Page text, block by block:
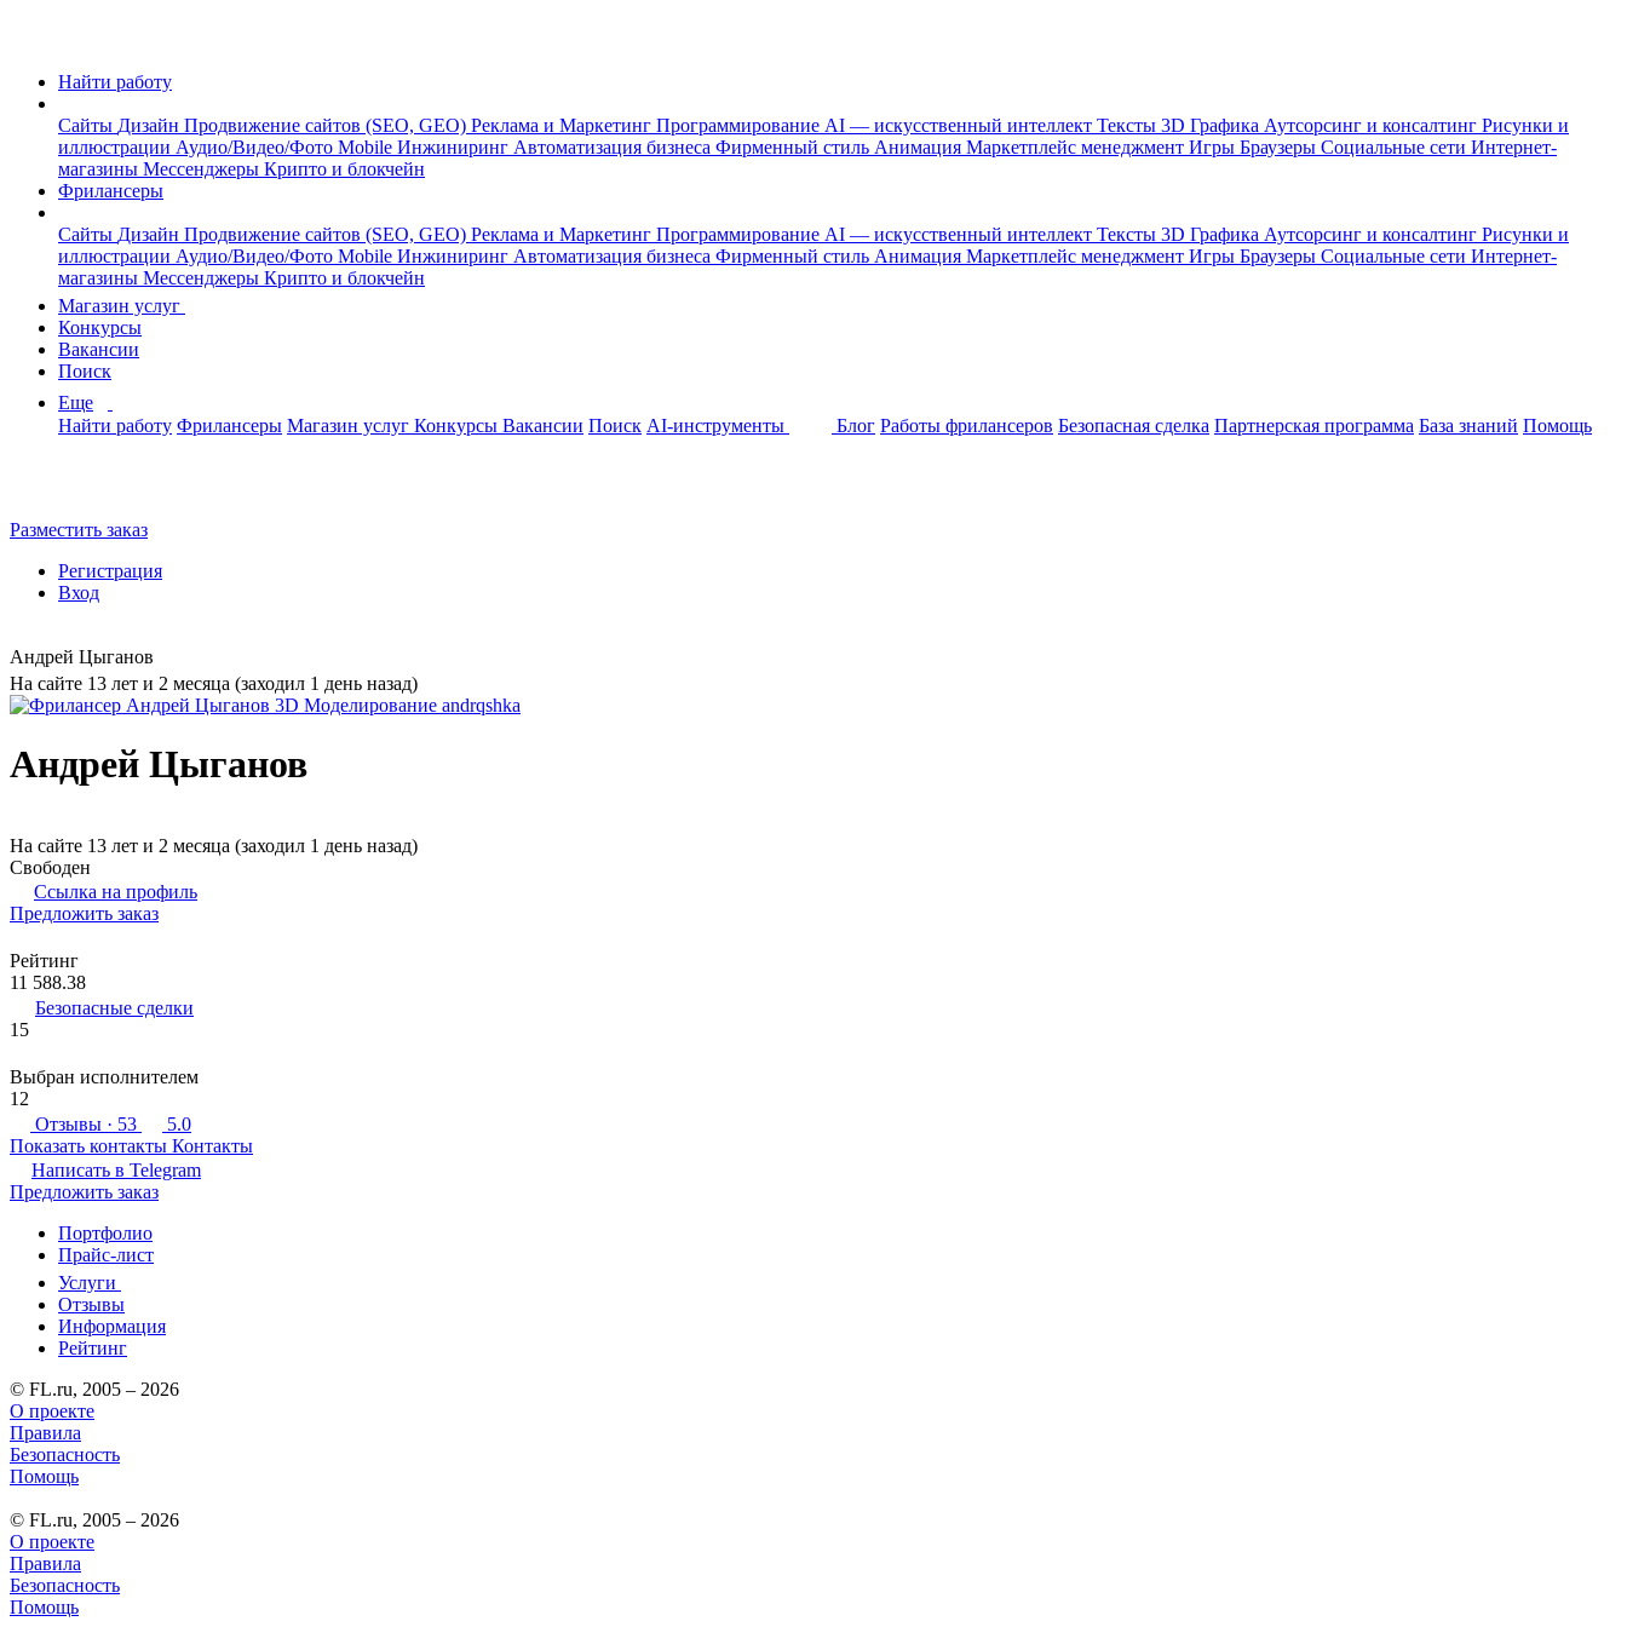
Найти работу
Сайты Дизайн Продвижение сайтов (SEO, GEO) Реклама и Маркетинг Программирование AI — искусственный интеллект Тексты 3D Графика Аутсорсинг и консалтинг Рисунки и
иллюстрации Аудио/Видео/Фото Mobile Инжиниринг Автоматизация бизнеса Фирменный стиль Анимация Маркетплейс менеджмент Игры Браузеры Социальные сети Интернет-
магазины Мессенджеры Крипто и блокчейн
Фрилансеры
Сайты Дизайн Продвижение сайтов (SEO, GEO) Реклама и Маркетинг Программирование AI — искусственный интеллект Тексты 3D Графика Аутсорсинг и консалтинг Рисунки и
иллюстрации Аудио/Видео/Фото Mobile Инжиниринг Автоматизация бизнеса Фирменный стиль Анимация Маркетплейс менеджмент Игры Браузеры Социальные сети Интернет-
магазины Мессенджеры Крипто и блокчейн
Магазин услуг
Конкурсы
Вакансии
Поиск
Еще
Найти работу Фрилансеры Магазин услуг Конкурсы Вакансии Поиск AI-инструменты Блог Работы фрилансеров Безопасная сделка Партнерская программа База знаний Помощь
Разместить заказ
Регистрация
Вход
Андрей Цыганов
На сайте 13 лет и 2 месяца (заходил 1 день назад)
Андрей Цыганов
На сайте 13 лет и 2 месяца (заходил 1 день назад)
Свободен
Ссылка на профиль
Предложить заказ
Рейтинг
11 588.38
Безопасные сделки
15
Выбран исполнителем
12
Отзывы · 53
5.0
Показать контакты Контакты
Написать в Telegram
Предложить заказ
Портфолио
Прайс-лист
Услуги
Отзывы
Информация
Рейтинг
© FL.ru, 2005 – 2026
О проекте
Правила
Безопасность
Помощь
© FL.ru, 2005 – 2026
О проекте
Правила
Безопасность
Помощь